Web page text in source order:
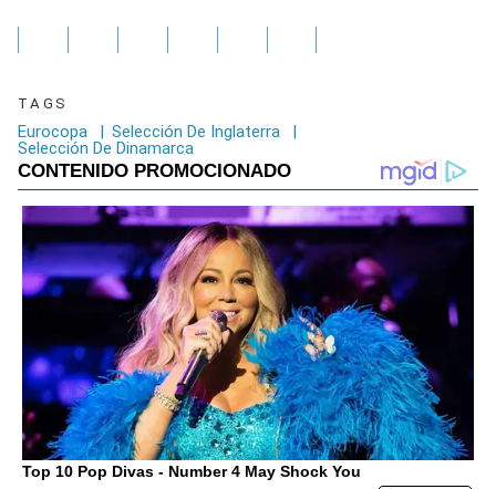
TAGS
Eurocopa | Selección De Inglaterra
|
Selección De Dinamarca